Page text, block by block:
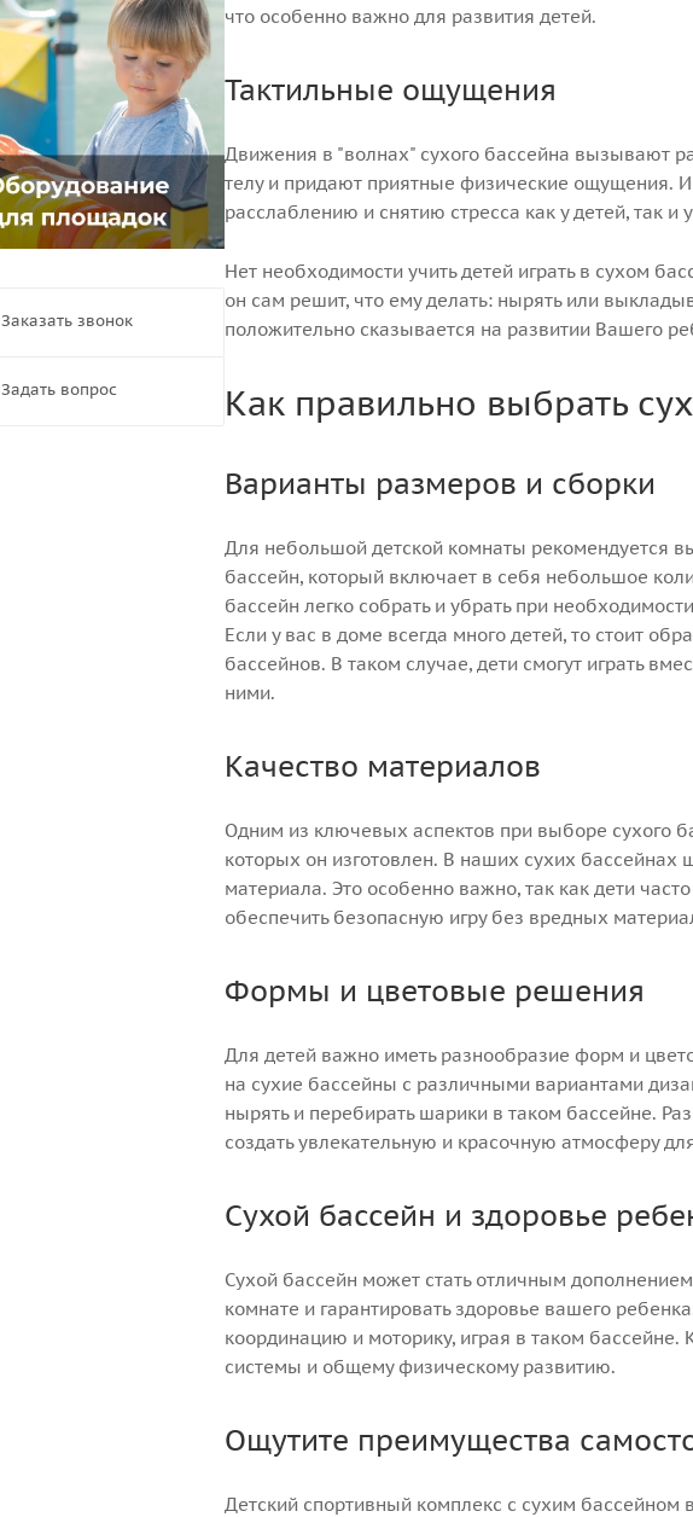
что особенно важно для развития детей.
Тактильные ощущения
Движения в "волнах" сухого бассейна вызывают
телу и придают приятные физические ощущения.
расслаблению и снятию стресса как у детей, так и
Нет необходимости учить детей играть в сухом
он сам решит, что ему делать: нырять или
положительно сказывается на развитии Вашего
Как правильно выбрать
Варианты размеров и сборки
Для небольшой детской комнаты рекомендуется
бассейн, который включает в себя небольшое
бассейн легко собрать и убрать при
Если у вас в доме всегда много детей, то стоит
бассейнов. В таком случае, дети смогут играть
ними.
Качество материалов
Одним из ключевых аспектов при выборе сухого
которых он изготовлен. В наших сухих бассейнах
материала. Это особенно важно, так как дети
обеспечить безопасную игру без вредных
Формы и цветовые решения
Для детей важно иметь разнообразие форм и
на сухие бассейны с различными вариантами
нырять и перебирать шарики в таком бассейне.
создать увлекательную и красочную атмосферу
Сухой бассейн и здоровье
Сухой бассейн может стать отличным
комнате и гарантировать здоровье вашего
координацию и моторику, играя в таком
системы и общему физическому развитию.
Ощутите преимущества
Детский спортивный комплекс с сухим бассейном
Заказать звонок
Задать вопрос